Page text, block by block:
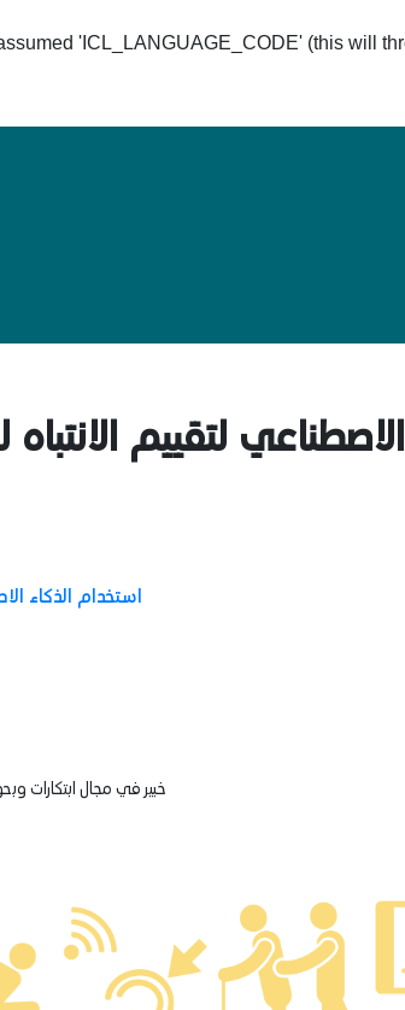
'ICL_LANGUAGE_CODE' (this will
لتقييم
استخدام الذكاء
خبير في مجال ابتكارات